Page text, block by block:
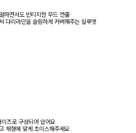
하면서도 빈티지한 무드 연출
다리라인을 슬림하게 커버해주는 실루엣
로 구성되어 있어요
체형에 맞게 초이스해주세요